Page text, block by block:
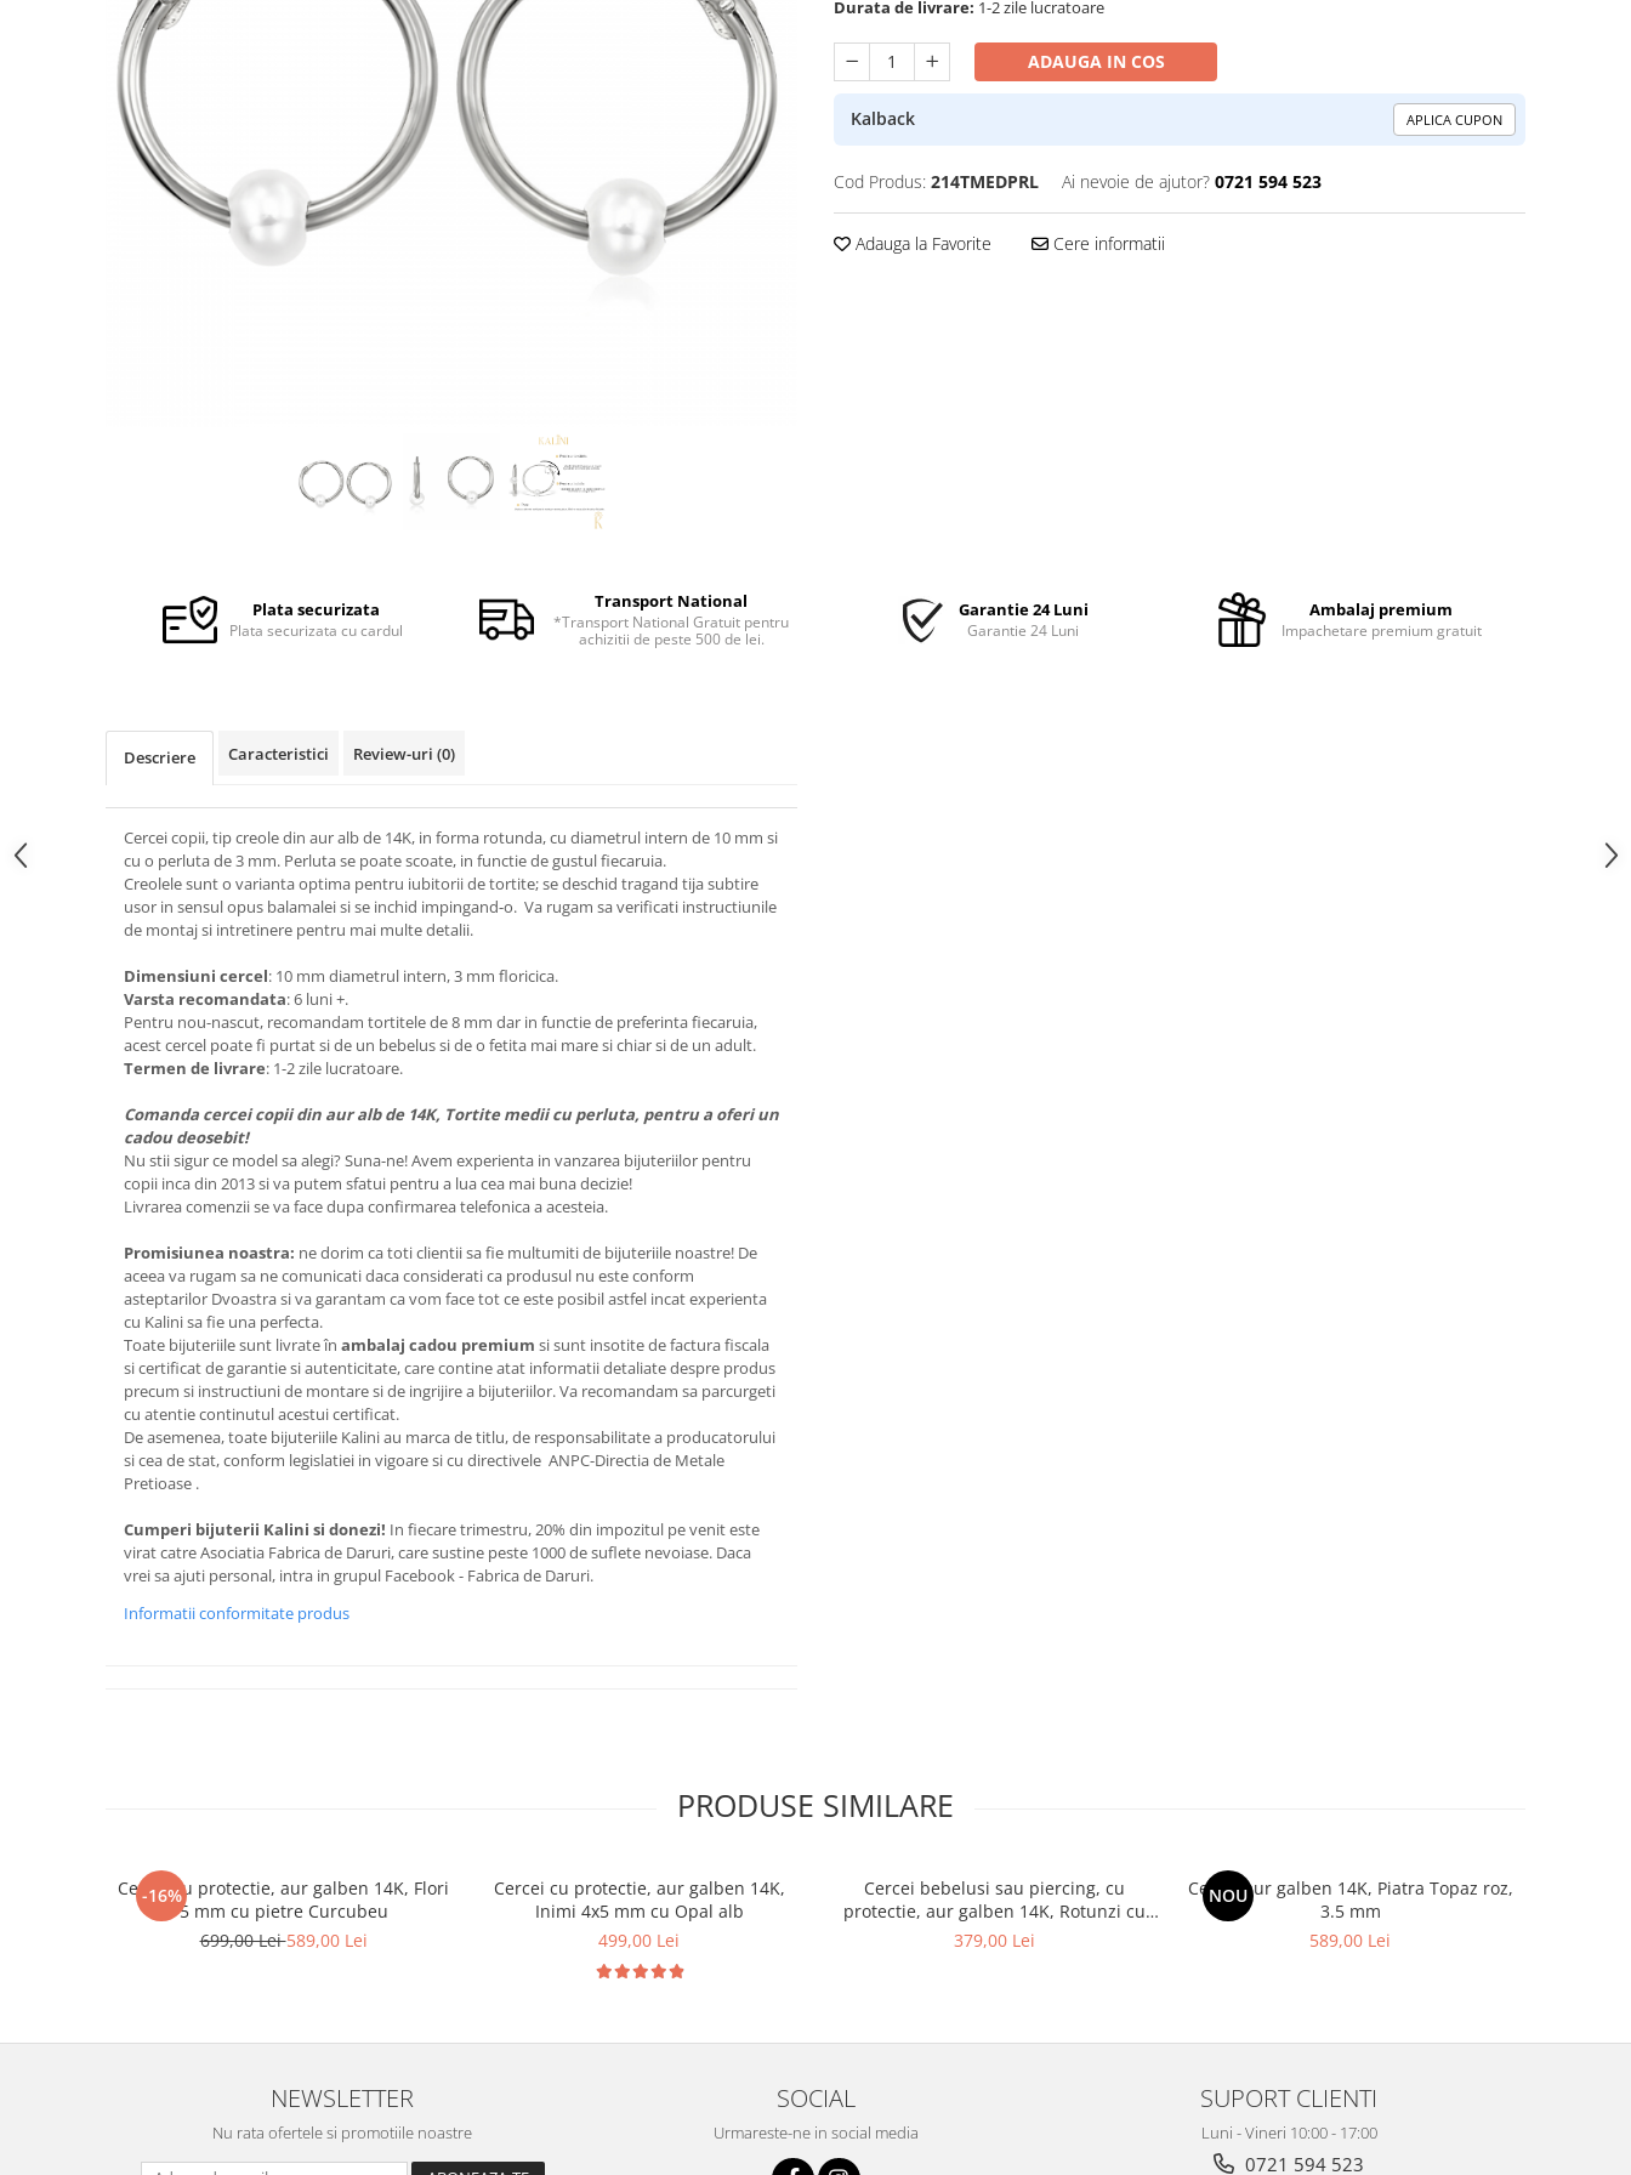
Facebook
Durata de livrare: 1-2 zile lucratoare
ADAUGA IN COS
Kalback APLICA CUPON
Cod Produs: 214TMEDPRL Ai nevoie de ajutor? 0721 594 523
Adauga la Favorite Cere informatii
Plata securizata
Plata securizata cu cardul
Transport National
*Transport National Gratuit pentru
achizitii de peste 500 de lei.
Garantie 24 Luni
Garantie 24 Luni
Ambalaj premium
Impachetare premium gratuit
Descriere Caracteristici Review-uri (0)
Cercei copii, tip creole din aur alb de 14K, in forma rotunda, cu diametrul intern de 10 mm si
cu o perluta de 3 mm. Perluta se poate scoate, in functie de gustul fiecaruia.
Creolele sunt o varianta optima pentru iubitorii de tortite; se deschid tragand tija subtire
usor in sensul opus balamalei si se inchid impingand-o. Va rugam sa verificati instructiunile
de montaj si intretinere pentru mai multe detalii.
Dimensiuni cercel: 10 mm diametrul intern, 3 mm floricica.
Varsta recomandata: 6 luni +.
Pentru nou-nascut, recomandam tortitele de 8 mm dar in functie de preferinta fiecaruia,
acest cercel poate fi purtat si de un bebelus si de o fetita mai mare si chiar si de un adult.
Termen de livrare: 1-2 zile lucratoare.
Comanda cercei copii din aur alb de 14K, Tortite medii cu perluta, pentru a oferi un
cadou deosebit!
Nu stii sigur ce model sa alegi? Suna-ne! Avem experienta in vanzarea bijuteriilor pentru
copii inca din 2013 si va putem sfatui pentru a lua cea mai buna decizie!
Livrarea comenzii se va face dupa confirmarea telefonica a acesteia.
Promisiunea noastra: ne dorim ca toti clientii sa fie multumiti de bijuteriile noastre! De
aceea va rugam sa ne comunicati daca considerati ca produsul nu este conform
asteptarilor Dvoastra si va garantam ca vom face tot ce este posibil astfel incat experienta
cu Kalini sa fie una perfecta.
Toate bijuteriile sunt livrate în ambalaj cadou premium si sunt insotite de factura fiscala
si certificat de garantie si autenticitate, care contine atat informatii detaliate despre produs
precum si instructiuni de montare si de ingrijire a bijuteriilor. Va recomandam sa parcurgeti
cu atentie continutul acestui certificat.
De asemenea, toate bijuteriile Kalini au marca de titlu, de responsabilitate a producatorului
si cea de stat, conform legislatiei in vigoare si cu directivele ANPC-Directia de Metale
Pretioase .
Cumperi bijuterii Kalini si donezi! In fiecare trimestru, 20% din impozitul pe venit este
virat catre Asociatia Fabrica de Daruri, care sustine peste 1000 de suflete nevoiase. Daca
vrei sa ajuti personal, intra in grupul Facebook - Fabrica de Daruri.
Informatii conformitate produs
PRODUSE SIMILARE
-16%
Cercei cu protectie, aur galben 14K, Flori
5 mm cu pietre Curcubeu
699,00 Lei589,00 Lei
Cercei cu protectie, aur galben 14K,
Inimi 4x5 mm cu Opal alb
499,00 Lei
Cercei bebelusi sau piercing, cu
protectie, aur galben 14K, Rotunzi cu
opal alb sidef 3 mm
379,00 Lei
NOU
Cercei aur galben 14K, Piatra Topaz roz,
3.5 mm
589,00 Lei
NEWSLETTER
Nu rata ofertele si promotiile noastre
SOCIAL
Urmareste-ne in social media
SUPORT CLIENTI
Luni - Vineri 10:00 - 17:00
0721 594 523